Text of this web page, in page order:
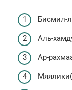
Бисмил-
Аль-
Ар-